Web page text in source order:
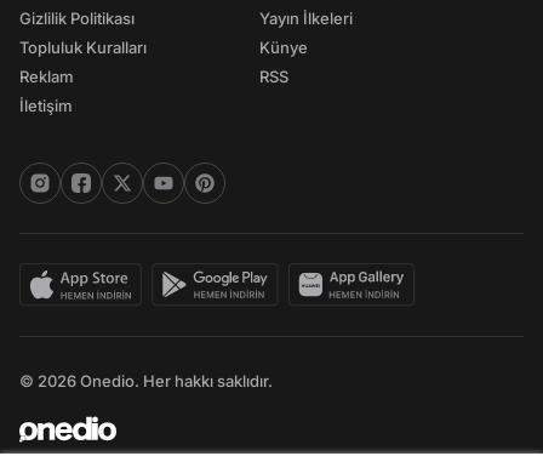
Gizlilik Politikası
Topluluk Kuralları
Reklam
İletişim
Yayın İlkeleri
Künye
RSS
© 2026 Onedio. Her hakkı saklıdır.